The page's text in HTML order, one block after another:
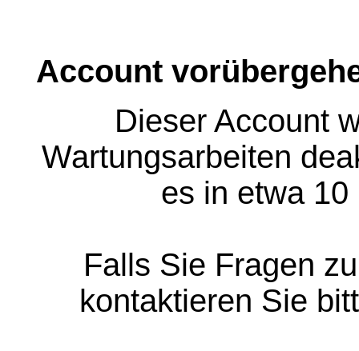
Account
Dieser Account
Wartungsarbeiten
es in etwa
Falls Sie Fragen
kontaktieren Sie